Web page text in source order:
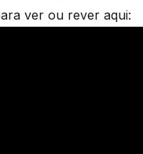
ver ou rever aqui: